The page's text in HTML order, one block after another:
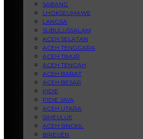
SABANG
LHOKSEUMAWE
LANGSA
SUBULUSSALAM
ACEH SELATAN
ACEH TENGGARA
ACEH TIMUR
ACEH TENGAH
ACEH BARAT
ACEH BESAR
PIDIE
PIDIE JAYA
ACEH UTARA
SIMEULUE
ACEH SINGKIL
BIREUEN